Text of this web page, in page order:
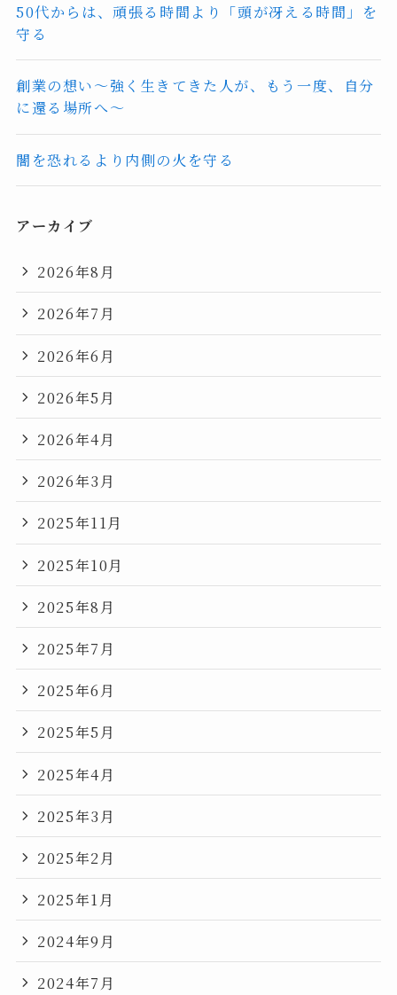
50代からは、頑張る時間より「頭が冴える時間」を
守る
創業の想い〜強く生きてきた人が、もう一度、自分
に還る場所へ〜
闇を恐れるより内側の火を守る
アーカイブ
2026年8月
2026年7月
2026年6月
2026年5月
2026年4月
2026年3月
2025年11月
2025年10月
2025年8月
2025年7月
2025年6月
2025年5月
2025年4月
2025年3月
2025年2月
2025年1月
2024年9月
2024年7月